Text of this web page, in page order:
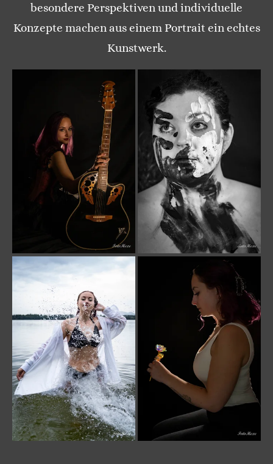
besondere Perspektiven und individuelle
Konzepte machen aus einem Portrait ein echtes
Kunstwerk.